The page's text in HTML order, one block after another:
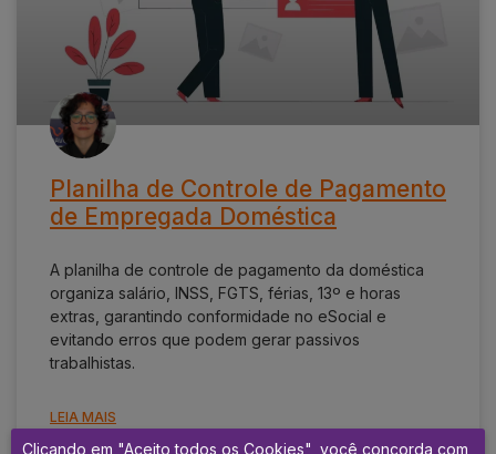
Clicando em "Aceito todos os Cookies", você concorda com
Planilha de Controle de Pagamento
de Empregada Doméstica
A planilha de controle de pagamento da doméstica
organiza salário, INSS, FGTS, férias, 13º e horas
extras, garantindo conformidade no eSocial e
evitando erros que podem gerar passivos
trabalhistas.
LEIA MAIS